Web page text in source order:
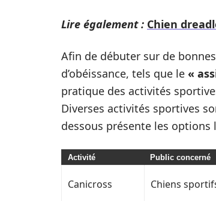
Lire également : Chien
Afin de débuter sur de
d’obéissance, tels que le «
pratique des activités
Diverses activités sportives
dessous présente les options
Activité Public concerné
Canicross Chiens